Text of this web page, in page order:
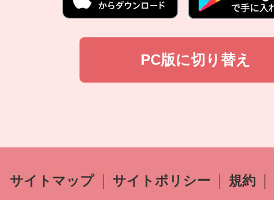
PC版に切り替え
サイトマップ サイトポリシー
規約